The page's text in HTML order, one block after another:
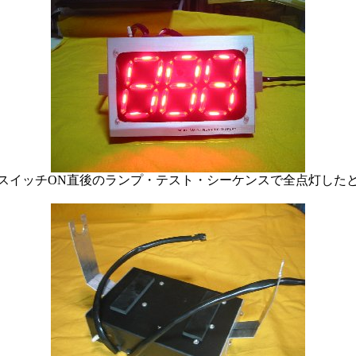
イッチON直後のランプ・テスト・シーケンスで全点灯した